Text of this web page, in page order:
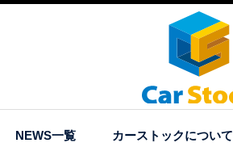
NEWS一覧 カーストックについて